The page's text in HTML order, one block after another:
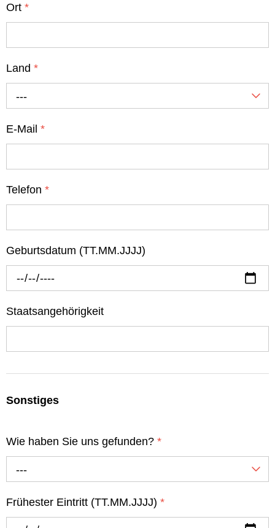
Ort *
Land *
---
E-Mail *
Telefon *
Geburtsdatum (TT.MM.JJJJ)
Staatsangehörigkeit
Sonstiges
Wie haben Sie uns gefunden? *
---
Frühester Eintritt (TT.MM.JJJJ) *